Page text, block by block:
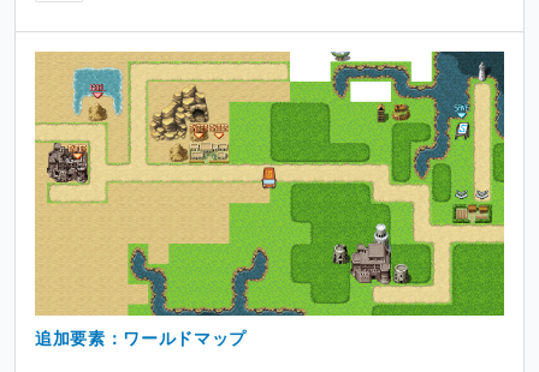
追加要素：ワールドマップ